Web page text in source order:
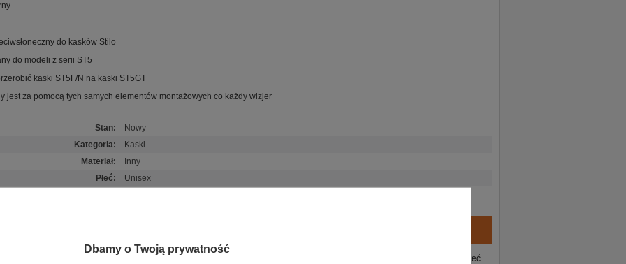
do kasków Stilo
do modeli z serii ST5
kaski ST5F/N na kaski ST5GT
jest za pomocą tych samych elementów montażowych co każdy wizjer
Stan:
Nowy
Kategoria:
Kaski
Materiał:
Inny
Płeć:
Unisex
opis jest dla Ciebie niewystarczający, prześlij nam swoje pytanie odnośnie tego produktu. Postaramy się odpowiedzieć
Dbamy o Twoją prywatność